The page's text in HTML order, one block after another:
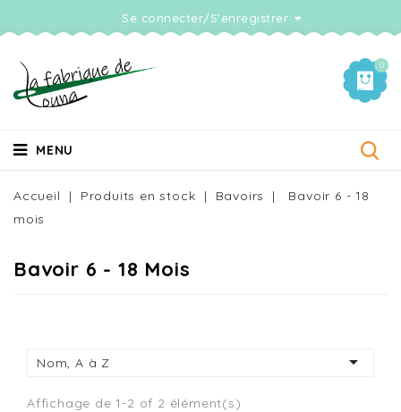
Se connecter/S'enregistrer
0
MENU
Accueil Produits en stock Bavoirs
Bavoir 6 - 18
mois
Bavoir 6 - 18 Mois
Nom, A à Z 
Affichage de 1-2 of 2 élément(s)